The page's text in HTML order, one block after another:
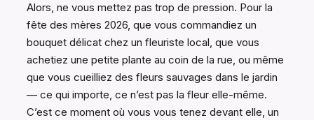
Alors, ne vous mettez pas trop de pression. Pour la
fête des mères 2026, que vous commandiez un
bouquet délicat chez un fleuriste local, que vous
achetiez une petite plante au coin de la rue, ou même
que vous cueilliez des fleurs sauvages dans le jardin
— ce qui importe, ce n’est pas la fleur elle-même.
C’est ce moment où vous vous tenez devant elle, un